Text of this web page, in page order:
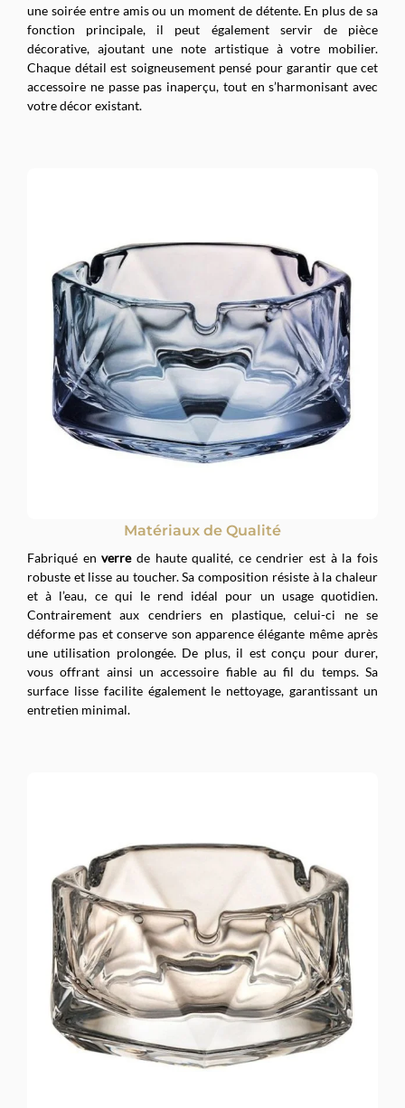
une soirée entre amis ou un moment de détente. En plus de sa
fonction principale, il peut également servir de pièce
décorative, ajoutant une note artistique à votre mobilier.
Chaque détail est soigneusement pensé pour garantir que cet
accessoire ne passe pas inaperçu, tout en s’harmonisant avec
votre décor existant.
Matériaux de Qualité
Fabriqué enverrede haute qualité, ce cendrier est à la fois
robuste et lisse au toucher. Sa composition résiste à la chaleur
et à l’eau, ce qui le rend idéal pour un usage quotidien.
Contrairement aux cendriers en plastique, celui-ci ne se
déforme pas et conserve son apparence élégante même après
une utilisation prolongée. De plus, il est conçu pour durer,
vous offrant ainsi un accessoire fiable au fil du temps. Sa
surface lisse facilite également le nettoyage, garantissant un
entretien minimal.